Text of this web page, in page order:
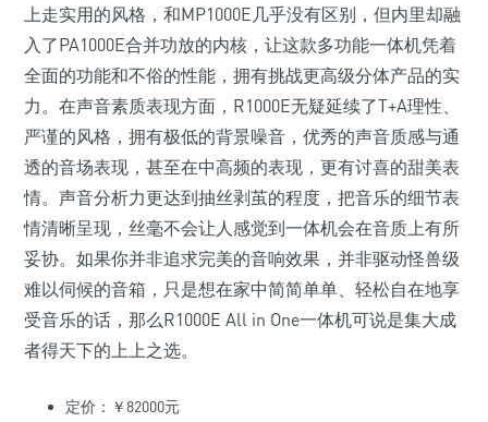
上走实用的风格，和MP1000E几乎没有区别，但内里却融
入了PA1000E合并功放的内核，让这款多功能一体机凭着
全面的功能和不俗的性能，拥有挑战更高级分体产品的实
力。在声音素质表现方面，R1000E无疑延续了T+A理性、
严谨的风格，拥有极低的背景噪音，优秀的声音质感与通
透的音场表现，甚至在中高频的表现，更有讨喜的甜美表
情。声音分析力更达到抽丝剥茧的程度，把音乐的细节表
情清晰呈现，丝毫不会让人感觉到一体机会在音质上有所
妥协。如果你并非追求完美的音响效果，并非驱动怪兽级
难以伺候的音箱，只是想在家中简简单单、轻松自在地享
受音乐的话，那么R1000E All in One一体机可说是集大成
者得天下的上上之选。
定价：￥82000元